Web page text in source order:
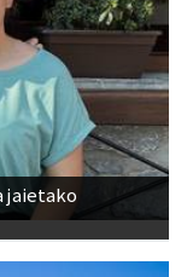
jaietako